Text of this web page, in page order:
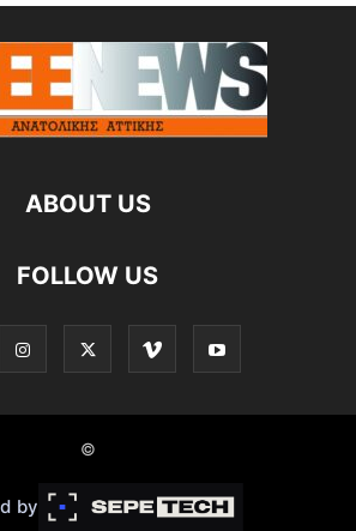
ABOUT US
FOLLOW US
©
by